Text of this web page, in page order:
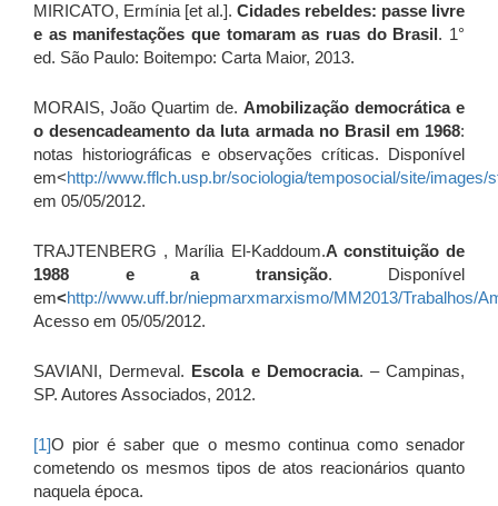
MIRICATO, Ermínia [et al.]. Cidades rebeldes: passe livre
e as manifestações que tomaram as ruas do Brasil. 1°
ed. São Paulo: Boitempo: Carta Maior, 2013.
MORAIS, João Quartim de. Amobilização democrática e
o desencadeamento da luta armada no Brasil em 1968:
notas historiográficas e observações críticas. Disponível
em<http://www.fflch.usp.br/sociologia/temposocial/site/
em 05/05/2012.
TRAJTENBERG , Marília El-Kaddoum.A constituição de
1988 e a transição. Disponível
em<http://www.uff.br/niepmarxmarxismo/MM2013/Trabalhos/
Acesso em 05/05/2012.
SAVIANI, Dermeval. Escola e Democracia. – Campinas,
SP. Autores Associados, 2012.
[1]O pior é saber que o mesmo continua como senador
cometendo os mesmos tipos de atos reacionários quanto
naquela época.